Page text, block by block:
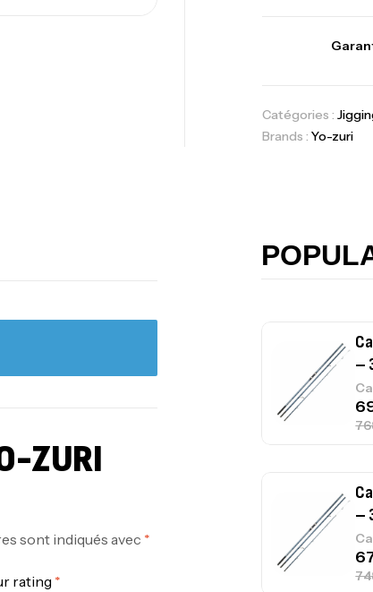
Catégories :
Brands : Yo-zuri
ZURI
sont indiqués avec *
rating *
Accastillage
–
–